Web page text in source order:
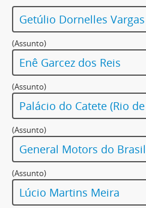
Getúlio Dornelles Vargas
(Assunto)
Enê Garcez dos Reis
(Assunto)
Palácio do Catete (Rio de
(Assunto)
General Motors do Brasil
(Assunto)
Lúcio Martins Meira